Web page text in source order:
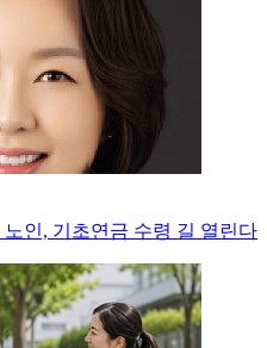
인, 기초연금 수령 길 열린다